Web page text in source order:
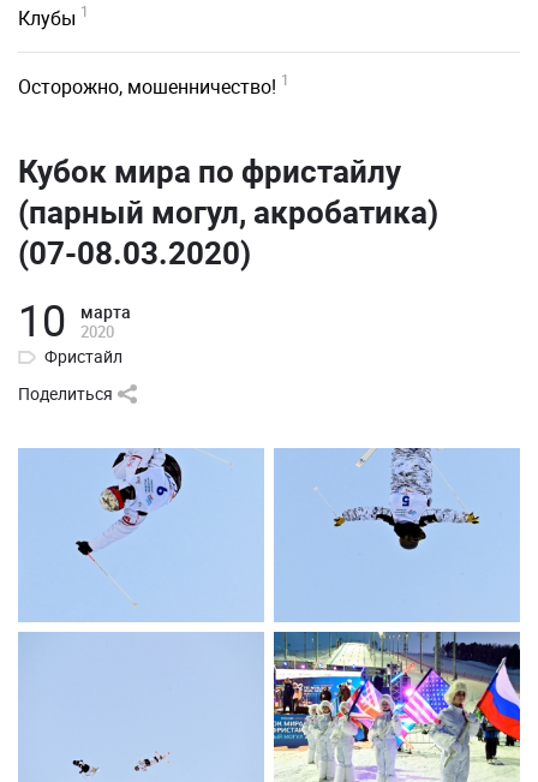
Клубы 1
Осторожно, мошенничество! 1
Кубок мира по фристайлу
(парный могул, акробатика)
(07-08.03.2020)
10 марта
2020
Фристайл
Поделиться